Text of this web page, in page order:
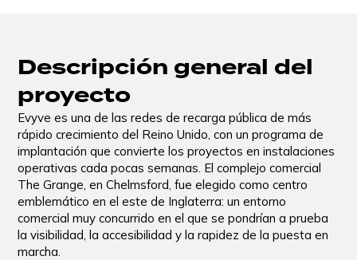
Descripción general del
proyecto
Evyve es una de las redes de recarga pública de más
rápido crecimiento del Reino Unido, con un programa de
implantación que convierte los proyectos en instalaciones
operativas cada pocas semanas. El complejo comercial
The Grange, en Chelmsford, fue elegido como centro
emblemático en el este de Inglaterra: un entorno
comercial muy concurrido en el que se pondrían a prueba
la visibilidad, la accesibilidad y la rapidez de la puesta en
marcha.